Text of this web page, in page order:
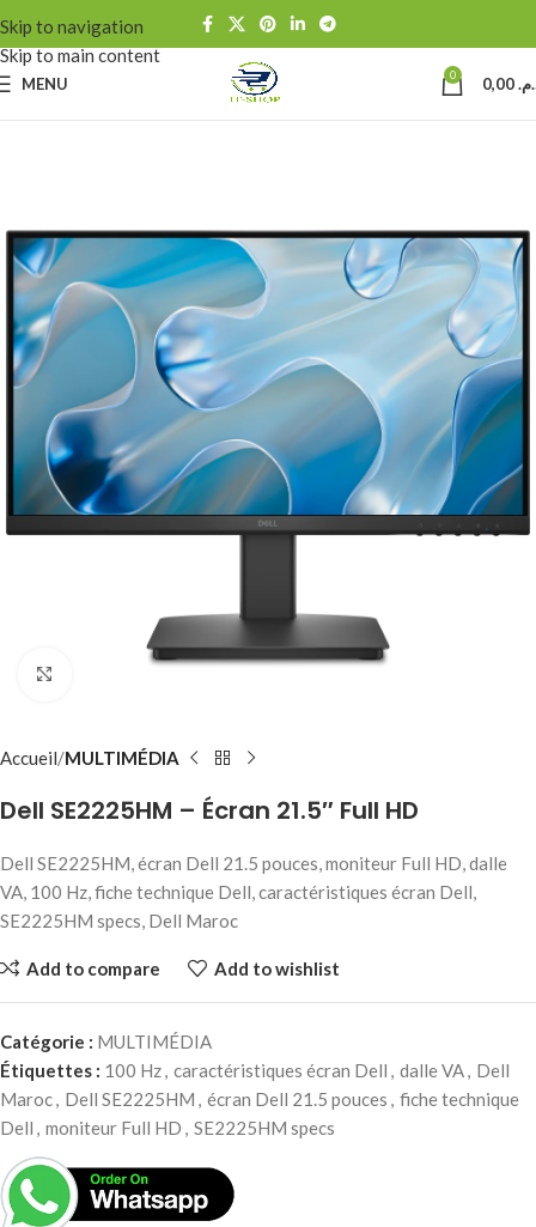
Skip to navigation
Skip to main content
MENU 0
Accueil MULTIMÉDIA
Dell SE2225HM – Écran 21.5″ Full HD
Dell SE2225HM, écran Dell 21.5 pouces, moniteur Full HD, dalle
VA, 100 Hz, fiche technique Dell, caractéristiques écran Dell,
SE2225HM specs, Dell Maroc
Add to compare Add to wishlist
Catégorie : MULTIMÉDIA
Étiquettes : 100 Hz, caractéristiques écran Dell , dalle VA, Dell
Maroc, Dell SE2225HM , écran Dell 21.5 pouces , fiche technique
Dell , moniteur Full HD , SE2225HM specs